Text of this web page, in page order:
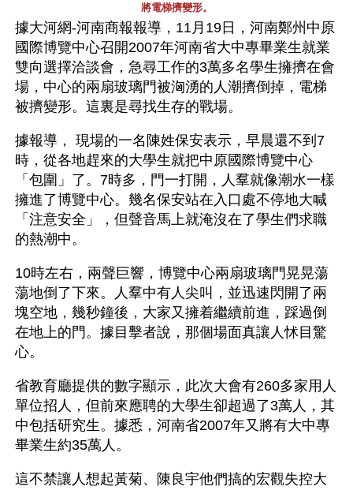
將電梯擠變形。
據大河網-河南商報報導，11月19日，河南鄭州中原
國際博覽中心召開2007年河南省大中專畢業生就業
雙向選擇洽談會，急尋工作的3萬多名學生擁擠在會
場，中心的兩扇玻璃門被洶湧的人潮擠倒掉，電梯
被擠變形。這裏是尋找生存的戰場。
據報導， 現場的一名陳姓保安表示，早晨還不到7
時，從各地趕來的大學生就把中原國際博覽中心
「包圍」了。7時多，門一打開，人羣就像潮水一樣
擁進了博覽中心。幾名保安站在入口處不停地大喊
「注意安全」，但聲音馬上就淹沒在了學生們求職
的熱潮中。
10時左右，兩聲巨響，博覽中心兩扇玻璃門晃晃蕩
蕩地倒了下來。人羣中有人尖叫，並迅速閃開了兩
塊空地，幾秒鐘後，大家又擁着繼續前進，踩過倒
在地上的門。據目擊者說，那個場面真讓人怵目驚
心。
省教育廳提供的數字顯示，此次大會有260多家用人
單位招人，但前來應聘的大學生卻超過了3萬人，其
中包括研究生。據悉，河南省2007年又將有大中專
畢業生約35萬人。
這不禁讓人想起黃菊、陳良宇他們搞的宏觀失控大